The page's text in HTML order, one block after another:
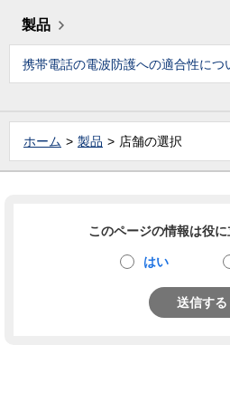
製品
携帯電話の電波防護への適合性につ
ホーム 製品 店舗の選択
このページの情報は役
はい
送信する